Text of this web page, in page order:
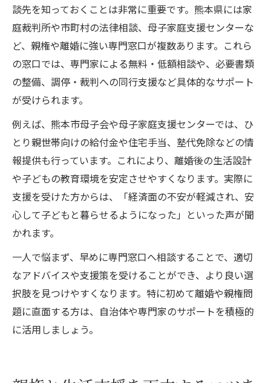
談先を知っておくことは非常に重要です。熊本県には家
庭裁判所や市町村の法律相談、母子家庭支援センターな
ど、親権や離婚に強い専門窓口が複数あります。これら
の窓口では、専門家による無料・低額相談や、必要書類
の整備、調停・裁判への同行支援など具体的なサポート
が受けられます。
例えば、熊本市母子会や母子家庭支援センターでは、ひ
とり親世帯向けの給付金や住宅手当、塾代免除などの情
報提供も行っています。これにより、離婚後の生活設計
や子どもの教育環境を安定させやすくなります。実際に
支援を受けた方からは、「経済面の不安が軽減され、安
心して子どもと暮らせるようになった」といった声が聞
かれます。
一人で悩まず、早めに専門窓口へ相談することで、適切
なアドバイスや支援策を受けることができ、より良い選
択肢を見つけやすくなります。特に初めて離婚や親権問
題に直面する方は、自治体や専門家のサポートを積極的
に活用しましょう。